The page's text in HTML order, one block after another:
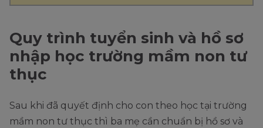
Quy trình tuyển sinh và hồ sơ
nhập học trường mầm non tư
thục
Sau khi đã quyết định cho con theo học tại trường
mầm non tư thục thì ba mẹ cần chuẩn bị hồ sơ và